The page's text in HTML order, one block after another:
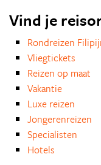
Vind je
Rondreizen
Vliegtickets
Reizen op maat
Vakantie
Luxe reizen
Jongerenreizen
Specialisten
Hotels